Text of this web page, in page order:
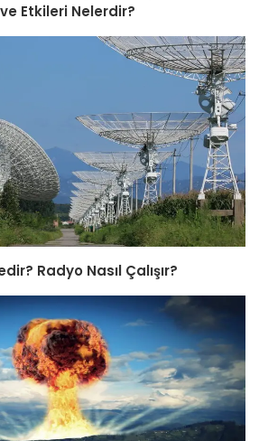
Etkileri Nelerdir?
Radyo Nasıl Çalışır?